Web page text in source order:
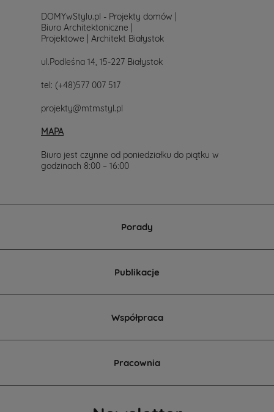
DOMYwStylu.pl - Projekty domów |
Biuro Architektoniczne |
Projektowe | Architekt Białystok
ul.Podleśna 14, 15-227 Białystok
tel: (+48)577 007 517
projekty@mtmstyl.pl
MAPA
Biuro jest czynne od poniedziałku do piątku w
godzinach 8:00 – 16:00
Porady
Publikacje
Współpraca
Pracownia